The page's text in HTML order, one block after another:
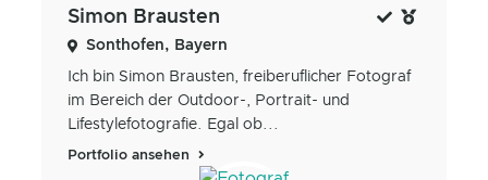
Simon Brausten
Sonthofen, Bayern
Ich bin Simon Brausten, freiberuflicher Fotograf
im Bereich der Outdoor-, Portrait- und
Lifestylefotografie. Egal ob...
Portfolio ansehen